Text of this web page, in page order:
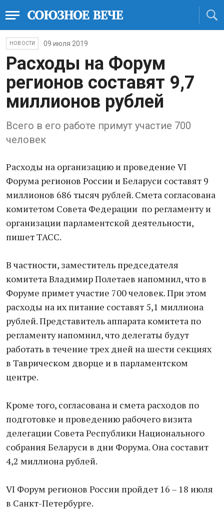
НОВОСТИ 09 июля 2019
Расходы на Форум
регионов составят 9,7
миллионов рублей
Всего в его работе примут участие 700
человек
Расходы на организацию и проведение VI
Форума регионов России и Беларуси составят 9
миллионов 686 тысяч рублей. Смета согласована
комитетом Совета Федерации по регламенту и
организации парламентской деятельности,
пишет ТАСС.
В частности, заместитель председателя
комитета Владимир Полетаев напомнил, что в
Форуме примет участие 700 человек. При этом
расходы на их питание составят 5,1 миллиона
рублей. Представитель аппарата комитета по
регламенту напомнил, что делегаты будут
работать в течение трех дней на шести секциях
в Таврическом дворце и в парламентском
центре.
Кроме того, согласована и смета расходов по
подготовке и проведению рабочего визита
делегации Совета Республики Национального
собрания Беларуси в дни Форума. Она составит
4,2 миллиона рублей.
VI Форум регионов России пройдет 16 – 18 июля
в Санкт-Петербурге.